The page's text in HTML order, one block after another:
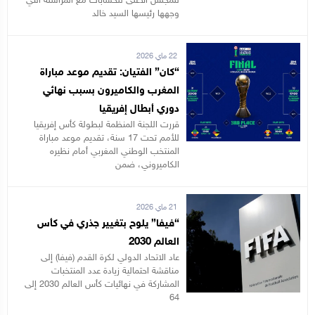
وجهها رئيسها السيد خالد
22 ماي 2026
“كان” الفتيان: تقديم موعد مباراة
المغرب والكاميرون بسبب نهائي
دوري أبطال إفريقيا
قررت اللجنة المنظمة لبطولة كأس إفريقيا
للأمم تحت 17 سنة، تقديم موعد مباراة
المنتخب الوطني المغربي أمام نظيره
الكاميروني، ضمن
“فيفا” يلوح بتغيير جذري في كأس
العالم 2030
عاد الاتحاد الدولي لكرة القدم (فيفا) إلى
مناقشة احتمالية زيادة عدد المنتخبات
المشاركة في نهائيات كأس العالم 2030 إلى
64